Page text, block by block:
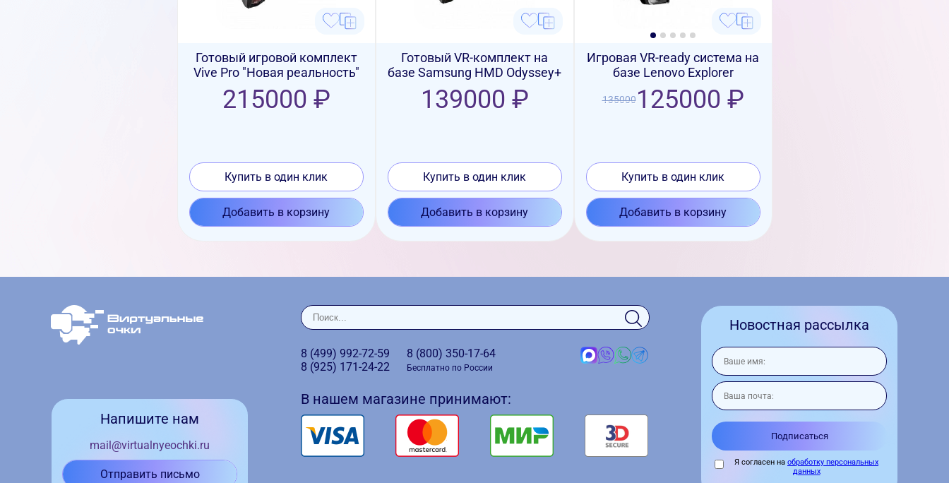
Готовый игровой комплект
Vive Pro "Новая реальность"
215000 ₽
Купить в один клик
Добавить в корзину
Готовый VR-комплект на
базе Samsung HMD Odyssey+
139000 ₽
Купить в один клик
Добавить в корзину
Игровая VR-ready система на
базе Lenovo Explorer
135000125000 ₽
Купить в один клик
Добавить в корзину
Напишите нам
mail@virtualnyeochki.ru
Отправить письмо
8 (499) 992-72-59
8 (925) 171-24-22
8 (800) 350-17-64
Бесплатно по России
В нашем магазине принимают:
Новостная рассылка
Я согласен на обработку персональных
данных